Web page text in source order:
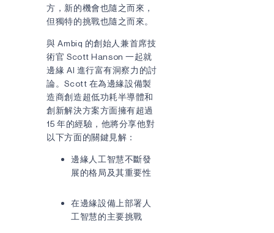
方，新的機會也隨之而來，
但獨特的挑戰也隨之而來。
與 Ambiq 的創始人兼首席技
術官 Scott Hanson 一起就
邊緣 AI 進行富有洞察力的討
論。Scott 在為邊緣設備製
造商創造超低功耗半導體和
創新解決方案方面擁有超過
15 年的經驗，他將分享他對
以下方面的關鍵見解：
邊緣人工智慧不斷發
展的格局及其重要性
在邊緣設備上部署人
工智慧的主要挑戰